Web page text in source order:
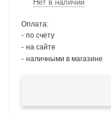
Нет в наличии
Оплата:
по счету
на сайте
наличными в магазине